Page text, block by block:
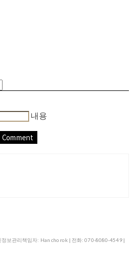
내용
Comment
보관리책임자: Han cho rok | 전화: 070-8080-4549 |